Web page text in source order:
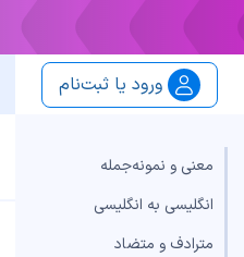
ورود یا ثبت‌نام
معنی و نمونه‌جمله
انگلیسی به انگلیسی
مترادف و متضاد